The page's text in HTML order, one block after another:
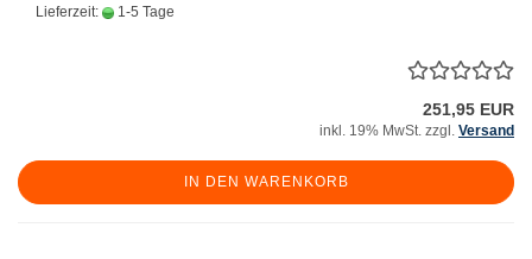
Lieferzeit: 1-5 Tage
251,95 EUR
inkl. 19% MwSt. zzgl. Versand
IN DEN WARENKORB